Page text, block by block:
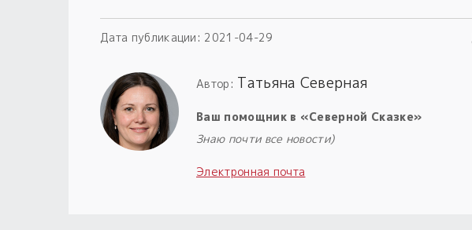
Дата публикации: 2021-04-29
Автор: Татьяна Северная
Ваш помощник в «Северной Сказке»
Знаю почти все новости)
Электронная почта